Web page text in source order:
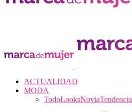
ACTUALIDAD
MODA
TodoLooksNoviaTendencia